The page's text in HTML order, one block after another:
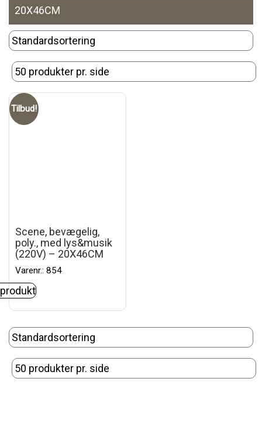
20X46CM
Tilbud!
Scene, bevægelig,
poly., med lys&musik
(220V) – 20X46CM
Varenr.: 854